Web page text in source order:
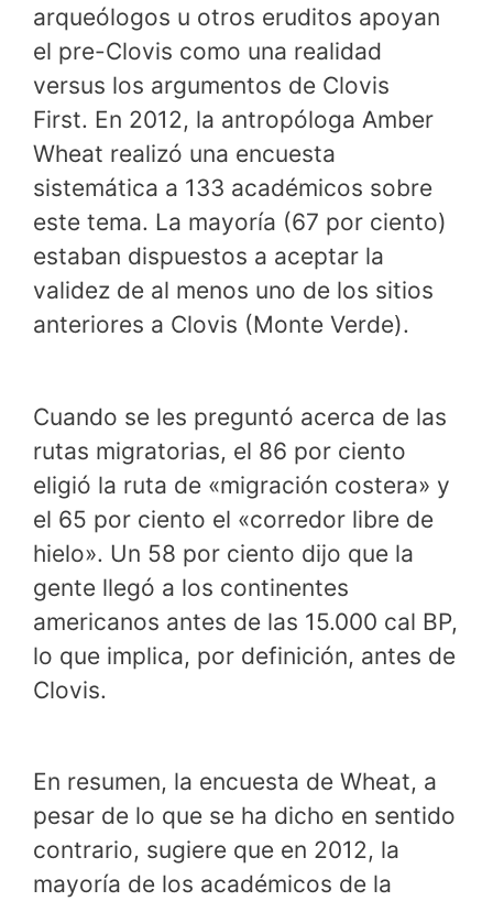
arqueólogos u otros eruditos apoyan
el pre-Clovis como una realidad
versus los argumentos de Clovis
First. En 2012, la antropóloga Amber
Wheat realizó una encuesta
sistemática a 133 académicos sobre
este tema. La mayoría (67 por ciento)
estaban dispuestos a aceptar la
validez de al menos uno de los sitios
anteriores a Clovis (Monte Verde).
Cuando se les preguntó acerca de las
rutas migratorias, el 86 por ciento
eligió la ruta de «migración costera» y
el 65 por ciento el «corredor libre de
hielo». Un 58 por ciento dijo que la
gente llegó a los continentes
americanos antes de las 15.000 cal BP,
lo que implica, por definición, antes de
Clovis.
En resumen, la encuesta de Wheat, a
pesar de lo que se ha dicho en sentido
contrario, sugiere que en 2012, la
mayoría de los académicos de la